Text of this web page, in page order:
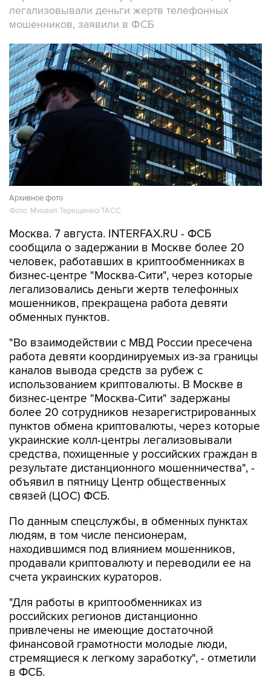
легализовывали деньги жертв телефонных
мошенников, заявили в ФСБ
Архивное фото
Фото: Михаил Терещенко/ТАСС
Москва. 7 августа. INTERFAX.RU - ФСБ
сообщила о задержании в Москве более 20
человек, работавших в криптообменниках в
бизнес-центре "Москва-Сити", через которые
легализовались деньги жертв телефонных
мошенников, прекращена работа девяти
обменных пунктов.
"Во взаимодействии с МВД России пресечена
работа девяти координируемых из-за границы
каналов вывода средств за рубеж с
использованием криптовалюты. В Москве в
бизнес-центре "Москва-Сити" задержаны
более 20 сотрудников незарегистрированных
пунктов обмена криптовалюты, через которые
украинские колл-центры легализовывали
средства, похищенные у российских граждан в
результате дистанционного мошенничества", -
объявил в пятницу Центр общественных
связей (ЦОС) ФСБ.
По данным спецслужбы, в обменных пунктах
людям, в том числе пенсионерам,
находившимся под влиянием мошенников,
продавали криптовалюту и переводили ее на
счета украинских кураторов.
"Для работы в криптообменниках из
российских регионов дистанционно
привлечены не имеющие достаточной
финансовой грамотности молодые люди,
стремящиеся к легкому заработку", - отметили
в ФСБ.